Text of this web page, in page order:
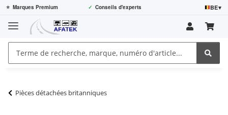
⭐ Marques Premium ✓ Conseils d'experts BE▾
Pièces détachées britanniques